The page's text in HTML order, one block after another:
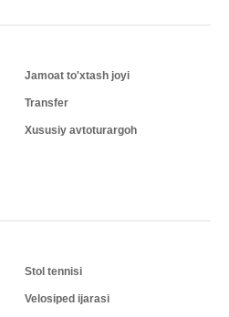
Jamoat to'xtash joyi
Transfer
Xususiy avtoturargoh
Stol tennisi
Velosiped ijarasi